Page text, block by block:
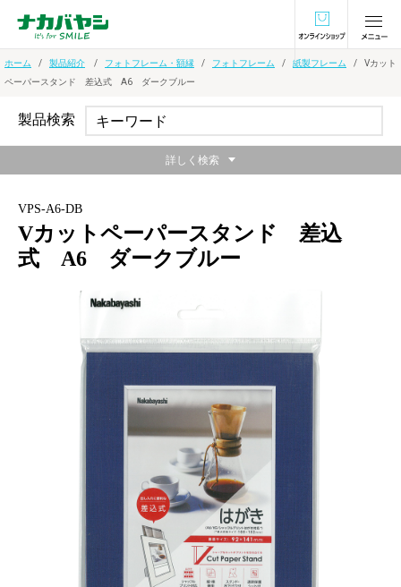
オンラインショ
ホーム 製品紹介 フォトフレーム・額縁 フォトフレーム 紙製フレーム
Vカット
ペーパースタンド 差込式 A6 ダークブルー
VPS-A6-DB
Vカットペーパースタンド 差込
式 A6 ダークブルー
プリントの出し入れに便利な差込式を採用
差込式の為、繰り返しご使用いただけます。プリントと保護シー
トは上部スリットから出し入れします。キャンバスのような質感
でインテリアとしてもギフトとしても使いやすい風合いの紙を採
製品検索
詳しく検索